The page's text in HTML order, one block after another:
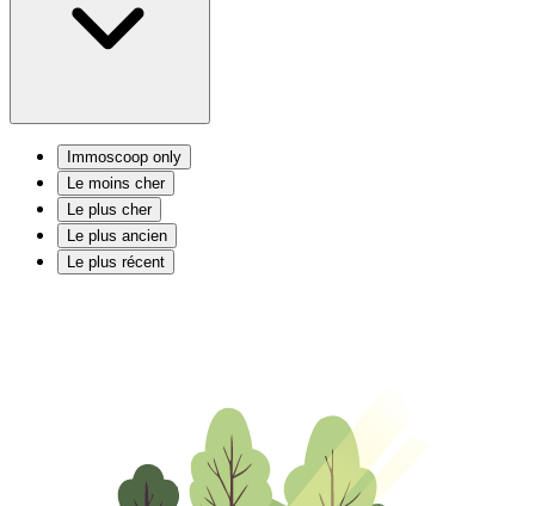
Immoscoop only
Le moins cher
Le plus cher
Le plus ancien
Le plus récent